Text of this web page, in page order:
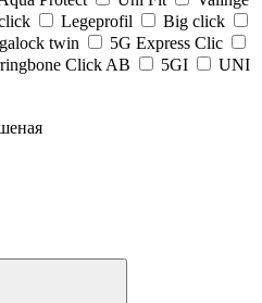
Legeprofil
Big click
twin
5G Express Clic
Click AB 5GI
UNI